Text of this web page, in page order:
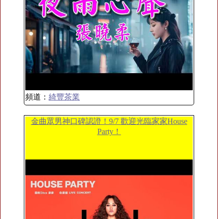
頻道： 綺豐茶業
金曲眾男神口碑認證！9/7 歡迎光臨家家House
Party！